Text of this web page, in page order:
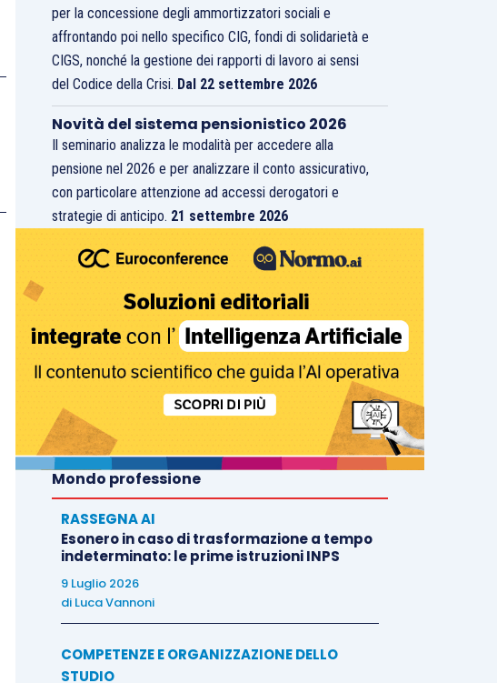
per la concessione degli ammortizzatori sociali e
affrontando poi nello specifico CIG, fondi di solidarietà e
CIGS, nonché la gestione dei rapporti di lavoro ai sensi
del Codice della Crisi. Dal 22 settembre 2026
Novità del sistema pensionistico 2026
Il seminario analizza le modalità per accedere alla
pensione nel 2026 e per analizzare il conto assicurativo,
con particolare attenzione ad accessi derogatori e
strategie di anticipo. 21 settembre 2026
Mondo professione
RASSEGNA AI
Esonero in caso di trasformazione a tempo
indeterminato: le prime istruzioni INPS
9 Luglio 2026
di Luca Vannoni
COMPETENZE E ORGANIZZAZIONE DELLO
STUDIO